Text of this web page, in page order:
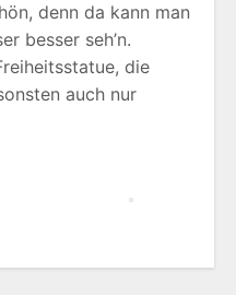
denn da kann man
besser seh’n.
die
auch nur